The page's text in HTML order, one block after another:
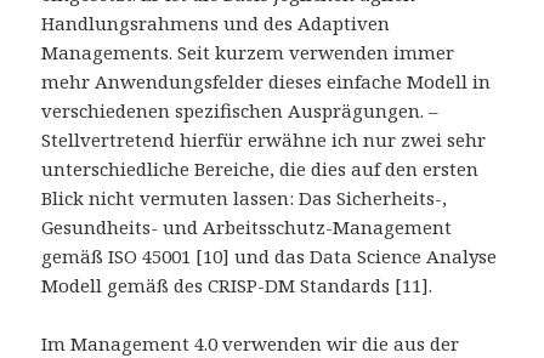
Handlungsrahmens und des Adaptiven
Managements. Seit kurzem verwenden immer
mehr Anwendungsfelder dieses einfache Modell in
verschiedenen spezifischen Ausprägungen. –
Stellvertretend hierfür erwähne ich nur zwei sehr
unterschiedliche Bereiche, die dies auf den ersten
Blick nicht vermuten lassen: Das Sicherheits-,
Gesundheits- und Arbeitsschutz-Management
gemäß ISO 45001 [10] und das Data Science Analyse
Modell gemäß des CRISP-DM Standards [11].
Im Management 4.0 verwenden wir die aus der